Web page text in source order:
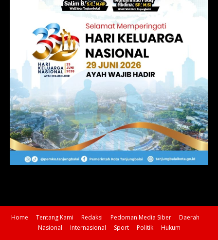
Home Tentang Kami Redaksi Pedoman Media Siber
Daerah
Nasional
Internasional Sport Politik Hukum